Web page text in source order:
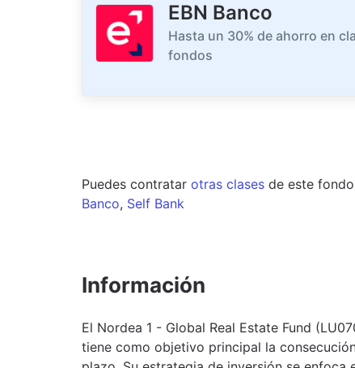
EBN Banco
Hasta un 30% de ahorro en
fondos
Puedes contratar otras clases de este fondo
Banco, Self Bank
Información
El Nordea 1 - Global Real Estate Fund
tiene como objetivo principal la